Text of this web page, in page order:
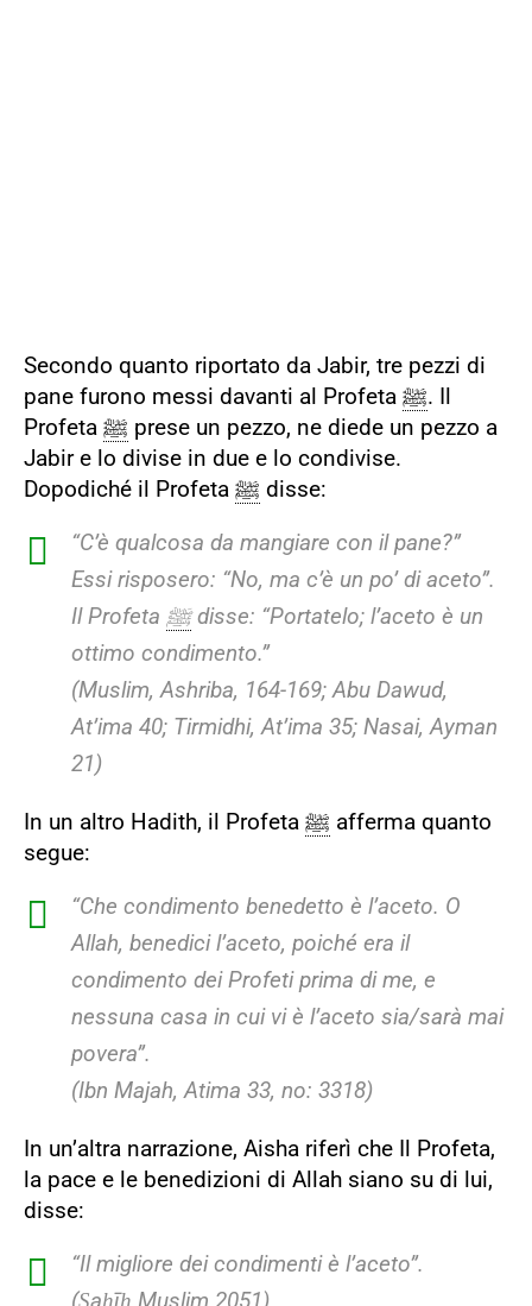
Secondo quanto riportato da Jabir, tre pezzi di
pane furono messi davanti al Profeta ﷺ. Il
Profeta ﷺ prese un pezzo, ne diede un pezzo a
Jabir e lo divise in due e lo condivise.
Dopodiché il Profeta ﷺ disse:
“C’è qualcosa da mangiare con il pane?”
Essi risposero: “No, ma c’è un po’ di aceto”.
Il Profeta ﷺdisse: “Portatelo; l’aceto è un
ottimo condimento.”
(Muslim, Ashriba, 164-169; Abu Dawud,
At’ima 40; Tirmidhi, At’ima 35; Nasai, Ayman
21)
In un altro Hadith, il Profeta ﷺ afferma quanto
segue:
“Che condimento benedetto è l’aceto. O
Allah, benedici l’aceto, poiché era il
condimento dei Profeti prima di me, e
nessuna casa in cui vi è l’aceto sia/sarà mai
povera”.
(Ibn Majah, Atima 33, no: 3318)
In un’altra narrazione, Aisha riferì che Il Profeta,
la pace e le benedizioni di Allah siano su di lui,
disse:
“Il migliore dei condimenti è l’aceto”.